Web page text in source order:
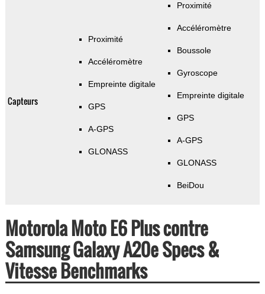
Capteurs
Proximité
Accéléromètre
Empreinte digitale
GPS
A-GPS
GLONASS
Proximité
Accéléromètre
Boussole
Gyroscope
Empreinte digitale
GPS
A-GPS
GLONASS
BeiDou
Motorola Moto E6 Plus contre
Samsung Galaxy A20e Specs &
Vitesse Benchmarks